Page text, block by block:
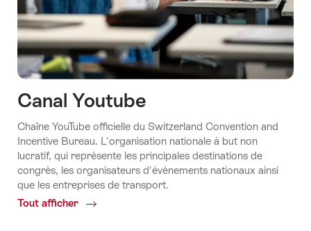
Canal Youtube
Chaîne YouTube officielle du Switzerland Convention and
Incentive Bureau. L'organisation nationale à but non
lucratif, qui représente les principales destinations de
congrès, les organisateurs d'événements nationaux ainsi
que les entreprises de transport.
Tout afficher
Common.Of